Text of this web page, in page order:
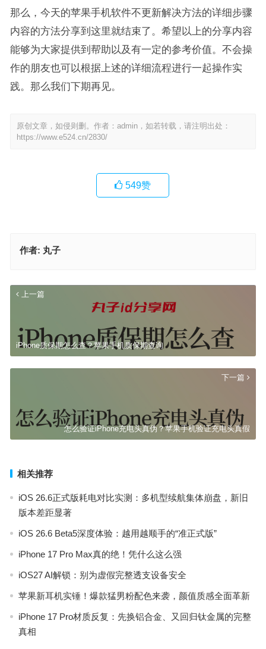
那么，今天的苹果手机软件不更新解决方法的详细步骤
内容的方法分享到这里就结束了。希望以上的分享内容
能够为大家提供到帮助以及有一定的参考价值。不会操
作的朋友也可以根据上述的详细流程进行一起操作实
践。那么我们下期再见。
原创文章，如侵则删。作者：admin，如若转载，请注明出处：
https://www.e524.cn/2830/
549赞
作者: 丸子
上一篇
iPhone质保期怎么查？苹果手机质保期查询
下一篇
怎么验证iPhone充电头真伪？苹果手机验证充电头真假
相关推荐
iOS 26.6正式版耗电对比实测：多机型续航集体崩盘，新旧
版本差距显著
iOS 26.6 Beta5深度体验：越用越顺手的“准正式版”
iPhone 17 Pro Max真的绝！凭什么这么强
iOS27 AI解锁：别为虚假完整透支设备安全
苹果新耳机实锤！爆款猛男粉配色来袭，颜值质感全面革新
iPhone 17 Pro材质反复：先换铝合金、又回归钛金属的完整
真相